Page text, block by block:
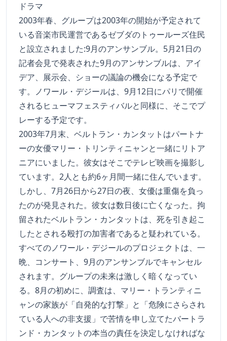
ドラマ
2003年春、グループは2003年の開始が予定されて
いる音楽市民運営であるゼブダのトゥールーズ住民
と設立されました:9月のアンサンブル。5月21日の
記者会見で発表された9月のアンサンブルは、アイ
デア、展示会、ショーの議論の機会になる予定で
す。ノワール・デジールは、9月12日にパリで開催
されるヒューマフェスティバルと同様に、そこでプ
レーする予定です。
2003年7月末、ベルトラン・カンタットはパートナ
ーの女優マリー・トリンティニャンと一緒にリトア
ニアにいました。彼女はそこでテレビ映画を撮影し
ています。2人とも約6ヶ月間一緒に住んでいます。
しかし、7月26日から27日の夜、女優は重傷を負っ
たのが発見された。彼女は数日後に亡くなった。拘
留されたベルトラン・カンタットは、死を引き起こ
したとされる殴打の加害者であると疑われている。
すべてのノワール・デジールのプロジェクトは、一
晩、コンサート、9月のアンサンブルでキャンセル
されます。グループの未来は激しく暗くなってい
る。8月の初めに、調査は、マリー・トランティニ
ャンの家族が「自発的な打撃」と「危険にさらされ
ている人への非支援」で苦情を申し立てたバートラ
ンド・カンタットの本当の責任を決定しなければな